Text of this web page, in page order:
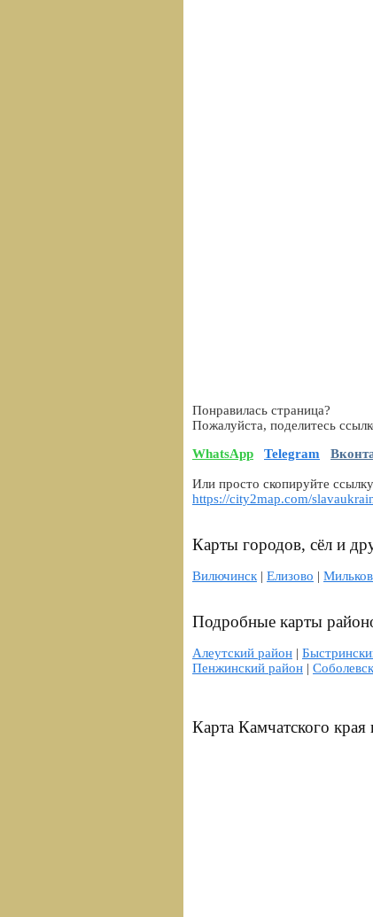
Понравилась страница?
Пожалуйста, поделитесь
WhatsApp
Telegram
Или просто скопируйте
https://city2map.com/
Карты городов, сёл и
Вилючинск | Елизово |
Подробные карты
Алеутский район |
Пенжинский район |
Карта Камчатского края